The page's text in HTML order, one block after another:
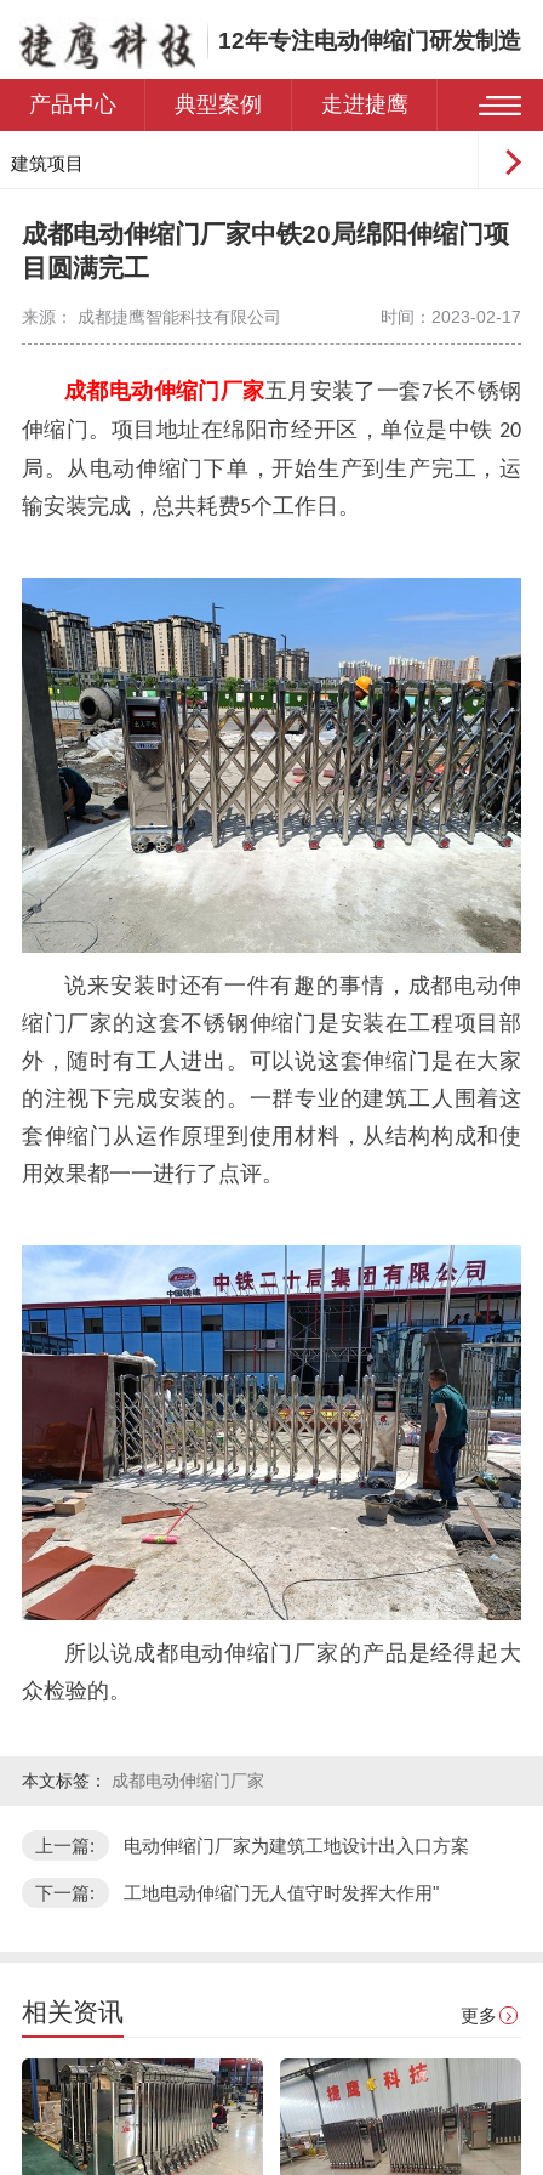
12年专注电动伸缩门研发制造
产品中心 典型案例 走进捷鹰
建筑项目
学校
成都电动伸缩门厂家中铁20局绵阳伸缩门项
目圆满完工
来源： 成都捷鹰智能科技有限公司 时间：2023-02-17
成都电动伸缩门厂家五月安装了一套7长不锈钢
伸缩门。项目地址在绵阳市经开区，单位是中铁 20
局。从电动伸缩门下单，开始生产到生产完工，运
输安装完成，总共耗费5个工作日。
说来安装时还有一件有趣的事情，成都电动伸
缩门厂家的这套不锈钢伸缩门是安装在工程项目部
外，随时有工人进出。可以说这套伸缩门是在大家
的注视下完成安装的。一群专业的建筑工人围着这
套伸缩门从运作原理到使用材料，从结构构成和使
用效果都一一进行了点评。
所以说成都电动伸缩门厂家的产品是经得起大
众检验的。
本文标签： 成都电动伸缩门厂家
上一篇: 电动伸缩门厂家为建筑工地设计出入口方案
下一篇: 工地电动伸缩门无人值守时发挥大作用"
相关资讯 更多